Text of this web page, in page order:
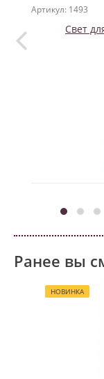
Артикул: 1493
Свет
Ранее вы
НОВИНКА